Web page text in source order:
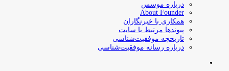
درباره موسس
About Founder
همکاری با خبرنگاران
پیوندها مرتبط با سایت
تاریخچه موفقیت‌شناسی
درباره رسانه موفقیت‌شناسی